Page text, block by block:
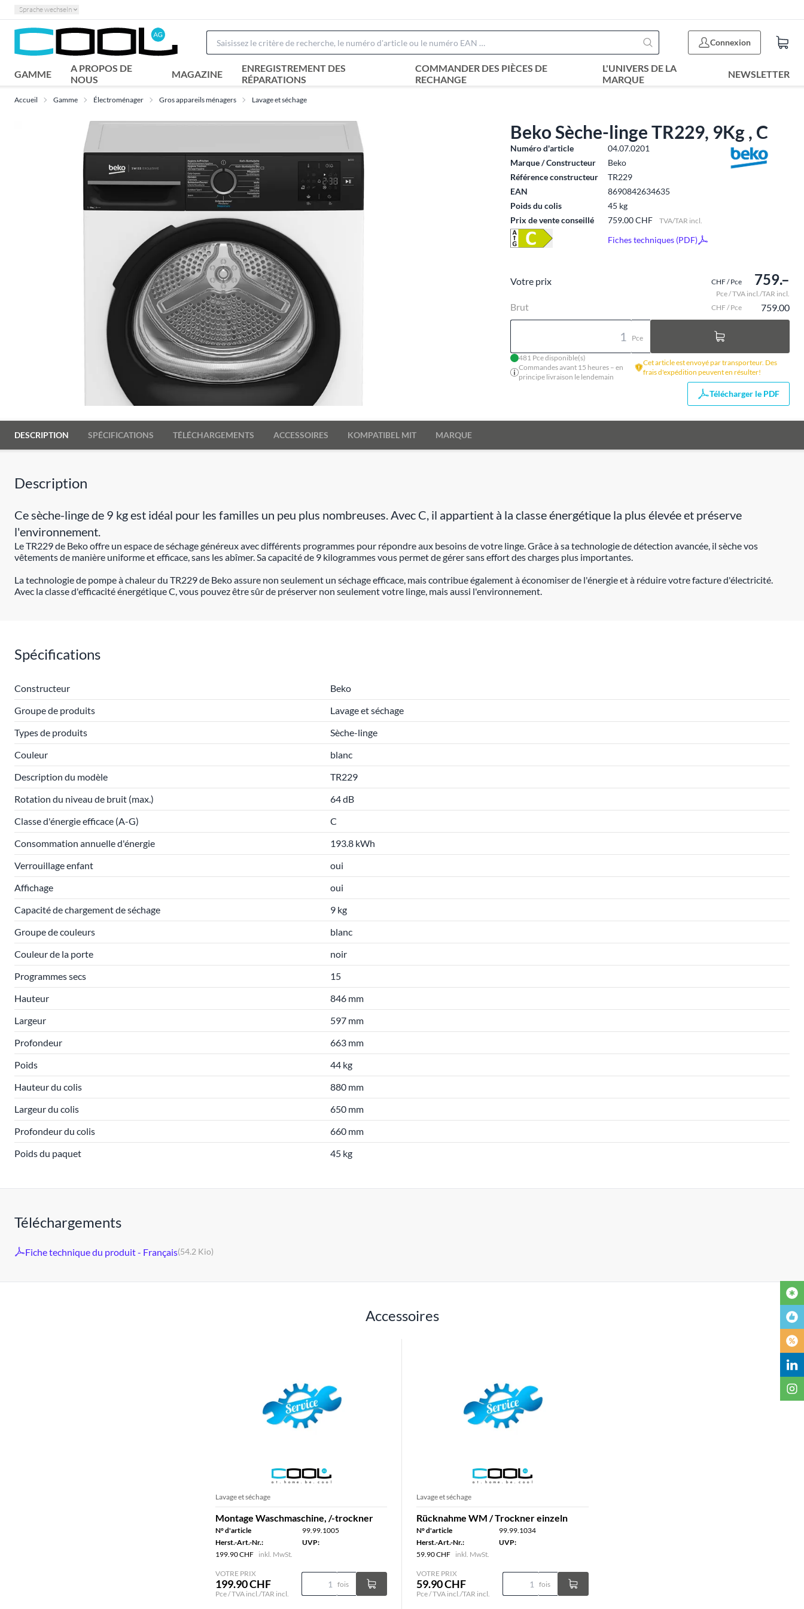
Sprache wechseln
Connexion
GAMME
A PROPOS DE
NOUS
MAGAZINE
ENREGISTREMENT DES
RÉPARATIONS
COMMANDER DES PIÈCES DE
RECHANGE
L'UNIVERS DE LA
MARQUE
NEWSLETTER
Accueil Gamme Électroménager Gros appareils ménagers Lavage et séchage
Beko Sèche-linge TR229, 9Kg , C
Numéro d'article
04.07.0201
Marque / Constructeur
Beko
Référence constructeur
TR229
EAN
8690842634635
Poids du colis
45 kg
Prix de vente conseillé
759.00 CHF TVA/TAR incl.
Fiches techniques (PDF)
Votre prix CHF / Pce 759.–
Pce / TVA incl./TAR incl.
Brut CHF / Pce 759.00
Pce
481 Pce disponible(s)
Commandes avant 15 heures – en
principe livraison le lendemain
Cet article est envoyé par transporteur. Des
frais d'expédition peuvent en résulter!
Télécharger le PDF
DESCRIPTION SPÉCIFICATIONS TÉLÉCHARGEMENTS ACCESSOIRES KOMPATIBEL MIT MARQUE
Description
Ce sèche-linge de 9 kg est idéal pour les familles un peu plus nombreuses. Avec C, il appartient à la classe énergétique la plus élevée et préserve
l'environnement.
Le TR229 de Beko offre un espace de séchage généreux avec différents programmes pour répondre aux besoins de votre linge. Grâce à sa technologie de détection avancée, il sèche vos
vêtements de manière uniforme et efficace, sans les abîmer. Sa capacité de 9 kilogrammes vous permet de gérer sans effort des charges plus importantes.
La technologie de pompe à chaleur du TR229 de Beko assure non seulement un séchage efficace, mais contribue également à économiser de l'énergie et à réduire votre facture d'électricité.
Avec la classe d'efficacité énergétique C, vous pouvez être sûr de préserver non seulement votre linge, mais aussi l'environnement.
Spécifications
Constructeur
Beko
Groupe de produits
Lavage et séchage
Types de produits
Sèche-linge
Couleur
blanc
Description du modèle
TR229
Rotation du niveau de bruit (max.)
64 dB
Classe d'énergie efficace (A-G)
C
Consommation annuelle d'énergie
193.8 kWh
Verrouillage enfant
oui
Affichage
oui
Capacité de chargement de séchage
9 kg
Groupe de couleurs
blanc
Couleur de la porte
noir
Programmes secs
15
Hauteur
846 mm
Largeur
597 mm
Profondeur
663 mm
Poids
44 kg
Hauteur du colis
880 mm
Largeur du colis
650 mm
Profondeur du colis
660 mm
Poids du paquet
45 kg
Téléchargements
Fiche technique du produit - Français(54.2 Kio)
Accessoires
Lavage et séchage
Montage Waschmaschine, /-trockner
N° d'article
99.99.1005
Herst.-Art.-Nr.:
UVP:
199.90 CHF inkl. MwSt.
VOTRE PRIX
199.90 CHF
Pce / TVA incl./TAR incl.
fois
Lavage et séchage
Rücknahme WM / Trockner einzeln
N° d'article
99.99.1034
Herst.-Art.-Nr.:
UVP:
59.90 CHF inkl. MwSt.
VOTRE PRIX
59.90 CHF
Pce / TVA incl./TAR incl.
fois